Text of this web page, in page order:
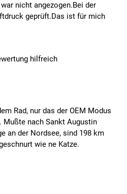
nicht angezogen.Bei der
geprüft.Das ist für mich
hilfreich
Rad, nur das der OEM Modus
Mußte nach Sankt Augustin
an der Nordsee, sind 198 km
wie ne Katze.